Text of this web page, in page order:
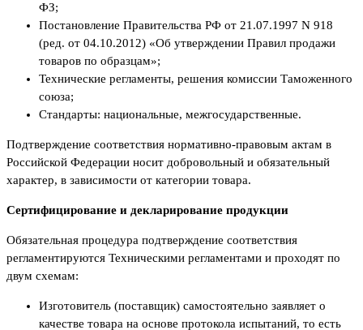
ФЗ;
Постановление Правительства РФ от 21.07.1997 N 918
(ред. от 04.10.2012) «Об утверждении Правил продажи
товаров по образцам»;
Технические регламенты, решения комиссии Таможенного
союза;
Стандарты: национальные, межгосударственные.
Подтверждение соответствия нормативно-правовым актам в
Российской Федерации носит добровольный и обязательный
характер, в зависимости от категории товара.
Сертифицирование и декларирование продукции
Обязательная процедура подтверждение соответствия
регламентируются Техническими регламентами и проходят по
двум схемам:
Изготовитель (поставщик) самостоятельно заявляет о
качестве товара на основе протокола испытаний, то есть